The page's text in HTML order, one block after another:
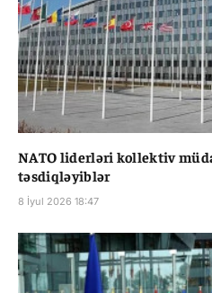
NATO liderləri kollektiv
təsdiqləyiblər
8 İyul 2026 18:47